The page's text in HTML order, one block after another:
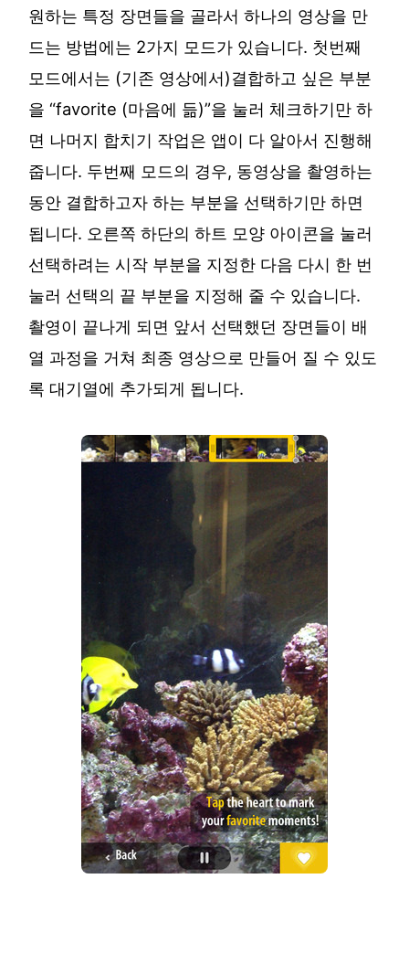
원하는 특정 장면들을 골라서 하나의 영상을 만
드는 방법에는 2가지 모드가 있습니다. 첫번째
모드에서는 (기존 영상에서)결합하고 싶은 부분
을 “favorite (마음에 듦)”을 눌러 체크하기만 하
면 나머지 합치기 작업은 앱이 다 알아서 진행해
줍니다. 두번째 모드의 경우, 동영상을 촬영하는
동안 결합​​하고자 하는 부분을 선택하기만 하면
됩니다. 오른쪽 하단의 하트 모양 아이콘을 눌러
선택하려는 시작 부분을 지정한 다음 다시 한 번
눌러 선택의 끝 부분을 지정해 줄 수 있습니다.
촬영이 끝나게 되면 앞서 선택했던 장면들이 배
열 과정을 거쳐 최종 영상으로 만들어 질 수 있도
록 대기열에 추가되게 됩니다.